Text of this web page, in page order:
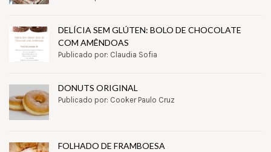
DELÍCIA SEM GLÚTEN: BOLO DE CHOCOLATE
COM AMÊNDOAS
Publicado por: Claudia Sofia
DONUTS ORIGINAL
Publicado por: Cooker Paulo Cruz
FOLHADO DE FRAMBOESA